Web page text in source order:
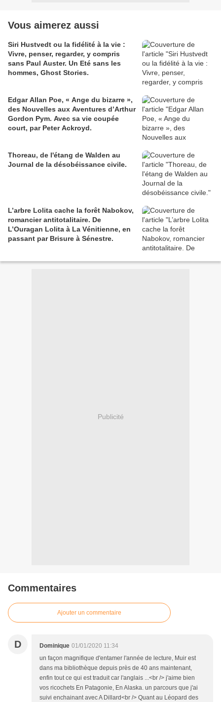
Vous aimerez aussi
Siri Hustvedt ou la fidélité à la vie :
Vivre, penser, regarder, y compris
sans Paul Auster. Un Eté sans les
hommes, Ghost Stories.
Edgar Allan Poe, « Ange du bizarre »,
des Nouvelles aux Aventures d’Arthur
Gordon Pym. Avec sa vie coupée
court, par Peter Ackroyd.
Thoreau, de l'étang de Walden au
Journal de la désobéissance civile.
L’arbre Lolita cache la forêt Nabokov,
romancier antitotalitaire. De
L’Ouragan Lolita à La Vénitienne, en
passant par Brisure à Sénestre.
Publicité
Commentaires
Ajouter un commentaire
D Dominique 01/01/2020 11:34
un façon magnifique d'entamer l'année de lecture, Muir est
dans ma bibliothèque depuis près de 40 ans maintenant,
enfin tout ce qui est traduit car l'anglais ...<br /> j'aime bien
vos ricochets En Patagonie, En Alaska. un parcours que j'ai
suivi enchainant avec A Dillard<br /> Quant au Léopard des